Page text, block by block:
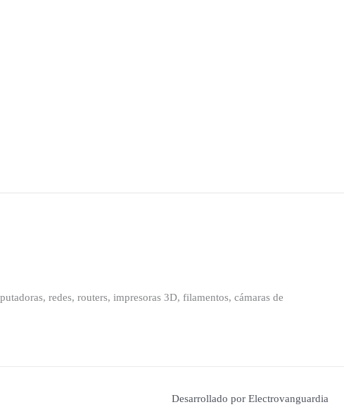
redes, routers, impresoras 3D, filamentos, cámaras de
Desarrollado por Electrovanguardia